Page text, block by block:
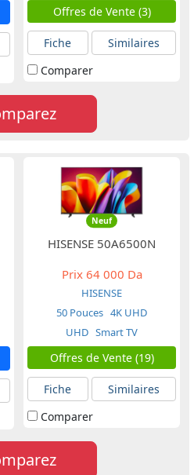
Offres de Vente (3)
Fiche
Similaires
Comparer
Neuf
HISENSE 50A6500N
Prix64 000 Da
HISENSE
50 Pouces 4K UHD
UHD Smart TV
Offres de Vente (19)
Fiche
Similaires
Comparer